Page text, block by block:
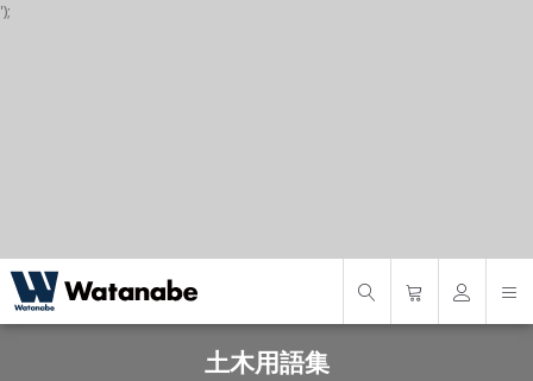
');
土木用語集